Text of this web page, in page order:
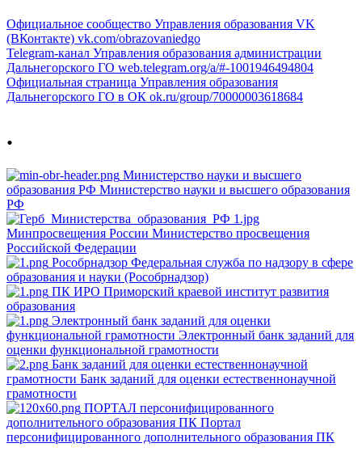
Официальное сообщество Управления образования VK
(ВКонтакте) vk.com/obrazovaniedgo
Telegram-канал Управления образования администрации
Дальнегорского ГО web.telegram.org/a/#-1001946494804
Официальная страница Управления образования
Дальнегорского ГО в ОК ok.ru/group/70000003618684
.
Министерство науки и высшего
образования РФ Министерство науки и высшего образования
РФ
Минпросвещения России Министерство просвещения
Российской Федерации
Рособрнадзор Федеральная служба по надзору в сфере
образования и науки (Рособрнадзор)
ПК ИРО Приморский краевой институт развития
образования
Электронный банк заданий для оценки
функциональной грамотности Электронный банк заданий для
оценки функциональной грамотности
Банк заданий для оценки естественнонаучной
грамотности Банк заданий для оценки естественнонаучной
грамотности
ПОРТАЛ персонифицированного
дополнительного образования ПК Портал
персонифицированного дополнительного образования ПК